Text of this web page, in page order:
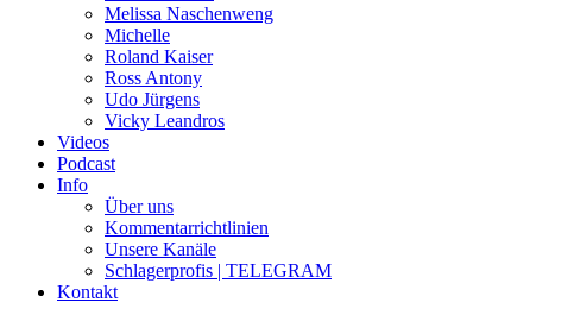
Melissa Naschenweng
Michelle
Roland Kaiser
Ross Antony
Udo Jürgens
Vicky Leandros
Videos
Podcast
Info
Über uns
Kommentarrichtlinien
Unsere Kanäle
Schlagerprofis | TELEGRAM
Kontakt